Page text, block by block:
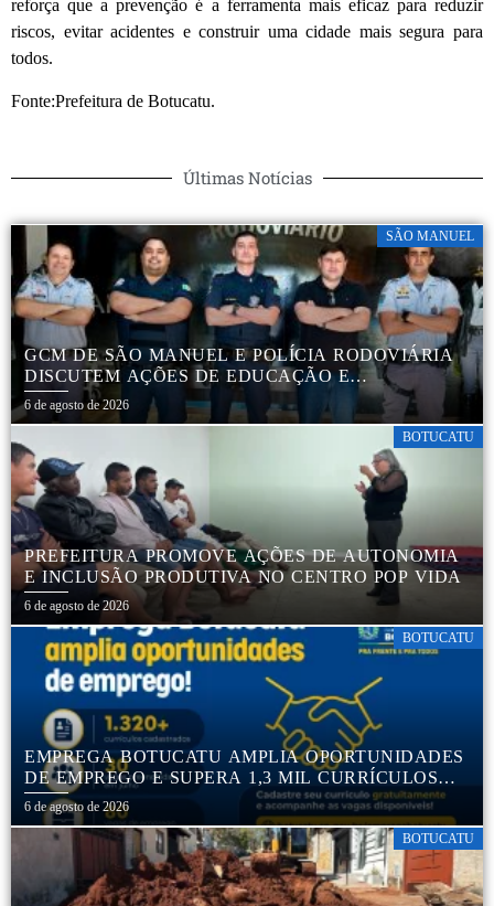
reforça que a prevenção é a ferramenta mais eficaz para reduzir
riscos, evitar acidentes e construir uma cidade mais segura para
todos.
Fonte:Prefeitura de Botucatu.
Últimas Notícias
SÃO MANUEL
GCM DE SÃO MANUEL E POLÍCIA RODOVIÁRIA
DISCUTEM AÇÕES DE EDUCAÇÃO E
SEGURANÇA NO TRÂNSITO
6 de agosto de 2026
BOTUCATU
PREFEITURA PROMOVE AÇÕES DE AUTONOMIA
E INCLUSÃO PRODUTIVA NO CENTRO POP VIDA
6 de agosto de 2026
BOTUCATU
EMPREGA BOTUCATU AMPLIA OPORTUNIDADES
DE EMPREGO E SUPERA 1,3 MIL CURRÍCULOS
CADASTRADOS
6 de agosto de 2026
BOTUCATU